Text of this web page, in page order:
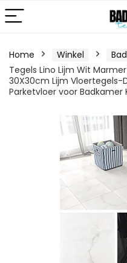
Home Winkel
Tegels Lino Lijm Wit
30X30cm Lijm
Parketvloer voor Badkamer